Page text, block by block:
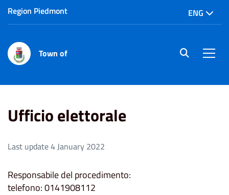
Region Piedmont ENG
Town of site.searc
Ufficio elettorale
Last update 4 January 2022
Responsabile del procedimento:
telefono: 0141908112